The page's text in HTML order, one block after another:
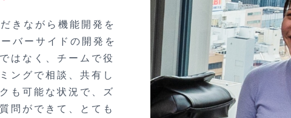
きながら機能開発を
バーサイドの開発を
はなく、チームで役
ングで相談、共有し
も可能な状況で、ズ
問ができて、とても